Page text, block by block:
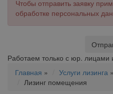
Чтобы отправить заявку
обработке персональных
Работаем только с юр. лицами
Главная » Услуги лизинга »
Лизинг помещения